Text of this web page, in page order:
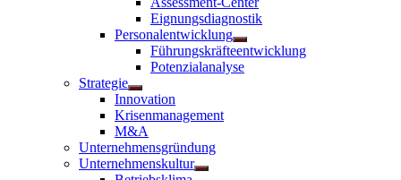
anzeigen
Eignungsdiagnostik
Personalentwicklung
Untermenü
anzeigen
Führungskräfteentwicklung
Potenzialanalyse
Strategie
Untermenü
anzeigen
Innovation
Krisenmanagement
M&A
Unternehmensgründung
Unternehmenskultur
Untermenü